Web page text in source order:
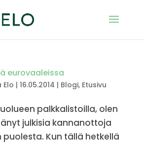
eurovaaleissa
Elo | 16.05.2014 | Blogi, Etusivu
palkkalistoilla, olen
julkisia kannanottoja
Kun tällä hetkellä